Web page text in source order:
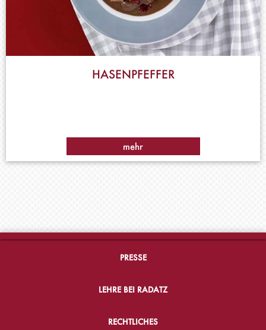
HASENPFEFFER
mehr
PRESSE
LEHRE BEI RADATZ
RECHTLICHES